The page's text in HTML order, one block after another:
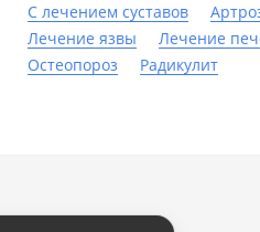
С лечением суставов
Лечение язвы
Лечение
Остеопороз
Радикулит